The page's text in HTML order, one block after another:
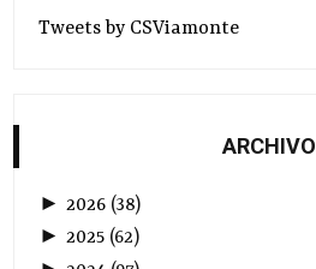
Tweets by CSViamonte
ARCHIVO
► 2026 (38)
►2025 (62)